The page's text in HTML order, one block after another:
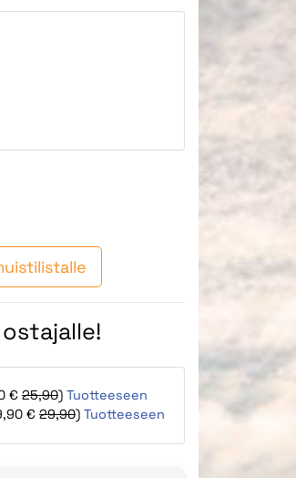
€ 25,90) Tuotteeseen
€ 29,90) Tuotteeseen